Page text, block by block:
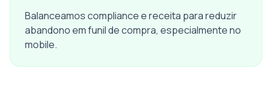
Balanceamos compliance e receita para reduzir
abandono em funil de compra, especialmente no
mobile.